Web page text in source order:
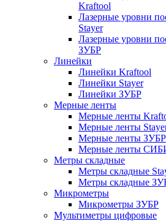
Kraftool
Лазерные уровни
Stayer
Лазерные уровни
ЗУБР
Линейки
Линейки Kraftool
Линейки Stayer
Линейки ЗУБР
Мерные ленты
Мерные ленты
Мерные ленты
Мерные ленты ЗУБР
Мерные ленты
Метры складные
Метры складные
Метры складные
Микрометры
Микрометры ЗУБР
Мультиметры цифровые